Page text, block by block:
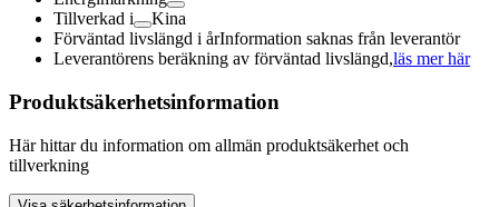
Tillverkad i
Kina
Förväntad livslängd i årInformation saknas från leverantör
Leverantörens beräkning av förväntad livslängd,läs mer här
Produktsäkerhetsinformation
Här hittar du information om allmän produktsäkerhet och
tillverkning